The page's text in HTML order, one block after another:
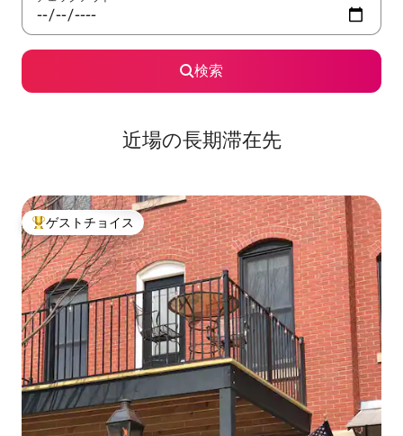
検索
近場の長期滞在先
大好評のゲストチョイスです。
ゲストチョイス